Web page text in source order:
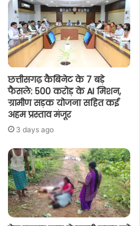
छत्तीसगढ़ कैबिनेट के 7 बड़े
फैसले: 500 करोड़ के AI मिशन,
ग्रामीण सड़क योजना सहित कई
अहम प्रस्ताव मंजूर
3 days ago